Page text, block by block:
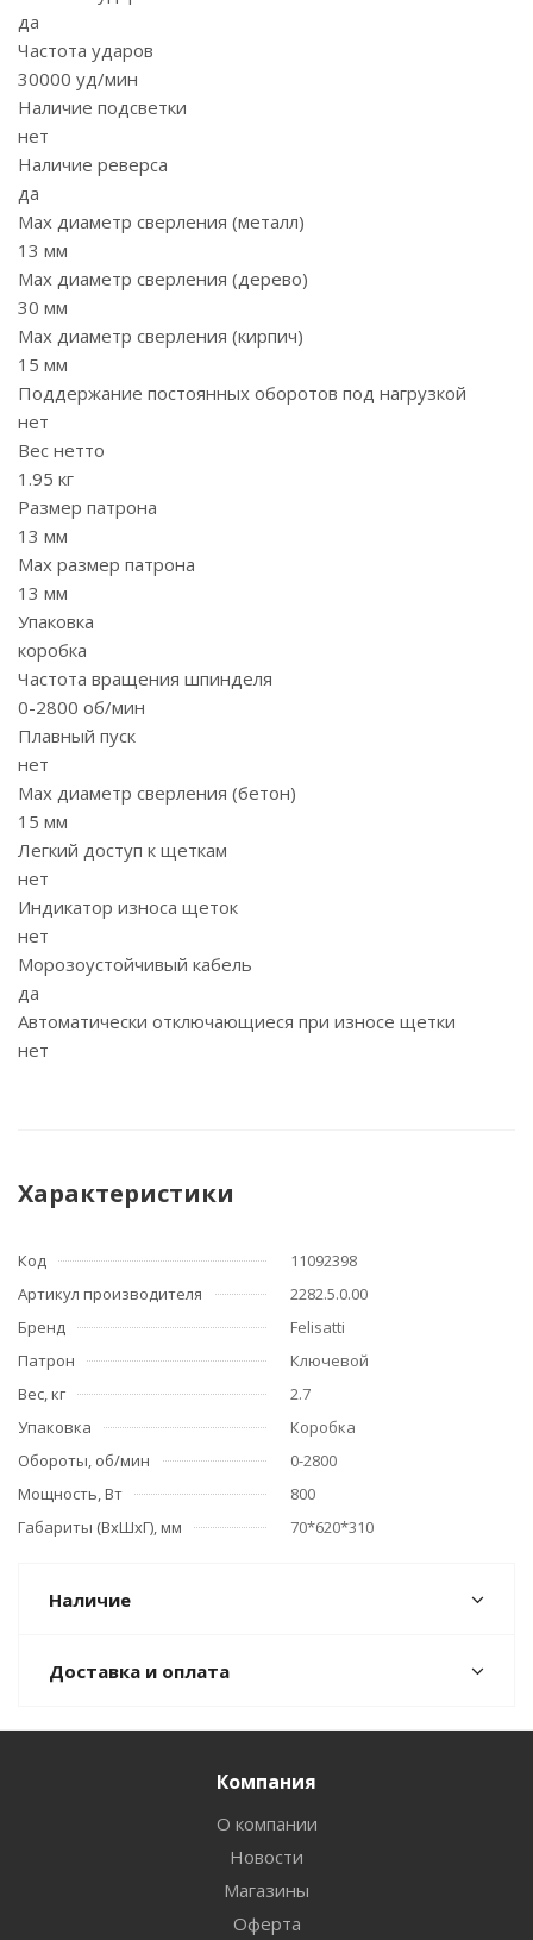
да
Частота ударов
30000 уд/мин
Наличие подсветки
нет
Наличие реверса
да
Max диаметр сверления (металл)
13 мм
Мах диаметр сверления (дерево)
30 мм
Мах диаметр сверления (кирпич)
15 мм
Поддержание постоянных оборотов под нагрузкой
нет
Вес нетто
1.95 кг
Размер патрона
13 мм
Max размер патрона
13 мм
Упаковка
коробка
Частота вращения шпинделя
0-2800 об/мин
Плавный пуск
нет
Мах диаметр сверления (бетон)
15 мм
Легкий доступ к щеткам
нет
Индикатор износа щеток
нет
Морозоустойчивый кабель
да
Автоматически отключающиеся при износе щетки
нет
Характеристики
Код
11092398
Артикул производителя
2282.5.0.00
Бренд
Felisatti
Патрон
Ключевой
Вес, кг
2.7
Упаковка
Коробка
Обороты, об/мин
0-2800
Мощность, Вт
800
Габариты (ВхШхГ), мм
70*620*310
Наличие
Доставка и оплата
Компания
О компании
Новости
Магазины
Оферта